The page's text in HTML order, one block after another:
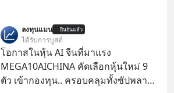
ลงทุนแมน ยืนยันแล้ว
ได้รับการบูสต์
โอกาสในหุ้น AI จีนที่มาแรง
MEGA10AICHINA คัดเลือกหุ้นใหม่ 9
ตัว เข้ากองทุน.. ครอบคลุมทั้งซัปพลาย